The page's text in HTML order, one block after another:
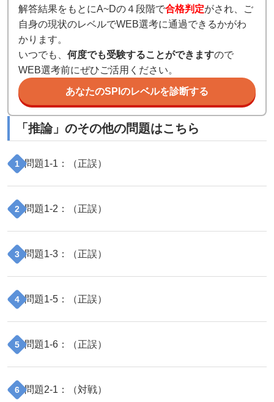
解答結果をもとにA~Dの４段階で合格判定がされ、ご
自身の現状のレベルでWEB選考に通過できるかがわ
かります。
いつでも、 何度でも受験することができますので
WEB選考前にぜひご活用ください。
あなたのSPIのレベルを診断する
「 推論」のその他の問題はこちら
1 問題1-1 ：（正誤）
2 問題1-2 ：（正誤）
3 問題1-3 ：（正誤）
4 問題1-5 ：（正誤）
5 問題1-6 ：（正誤）
6 問題2-1 ：（対戦）